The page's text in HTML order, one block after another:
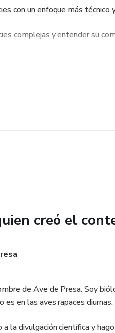
con un enfoque más técnico
complejas y entender su
y plataformas de registro de
creó el
de Ave de Presa. Soy
en las aves rapaces diurnas.
divulgación científica y